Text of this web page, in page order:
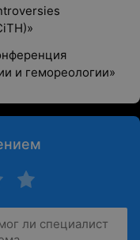
и гемореологии»